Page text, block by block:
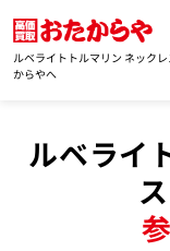
ルベライトトルマリン ネック
からやへ
ルベライ